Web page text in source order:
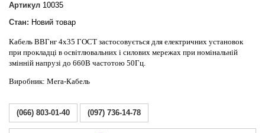
Артикул 10035
Стан: Новий товар
Кабель ВВГнг 4х35 ГОСТ застосовується для електричних установок
при прокладці в освітлювальних і силових мережах при номінальній
змінній напрузі до 660В частотою 50Гц.
Виробник: Мега-Кабель
(066) 803-01-40 (097) 736-14-78